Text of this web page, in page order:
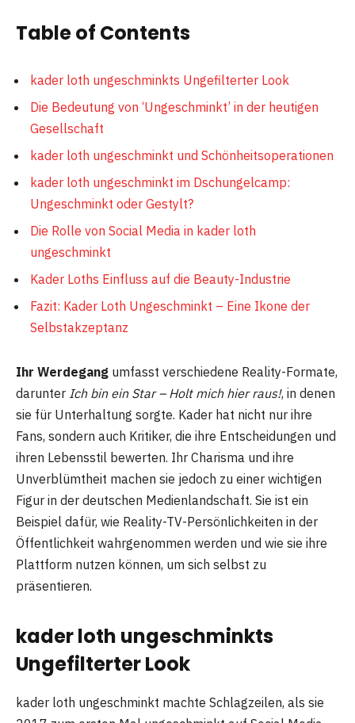
Table of Contents
kader loth ungeschminkts Ungefilterter Look
Die Bedeutung von ‘Ungeschminkt’ in der heutigen
Gesellschaft
kader loth ungeschminkt und Schönheitsoperationen
kader loth ungeschminkt im Dschungelcamp:
Ungeschminkt oder Gestylt?
Die Rolle von Social Media in kader loth
ungeschminkt
Kader Loths Einfluss auf die Beauty-Industrie
Fazit: Kader Loth Ungeschminkt – Eine Ikone der
Selbstakzeptanz
Ihr Werdegang umfasst verschiedene Reality-Formate,
darunter Ich bin ein Star – Holt mich hier raus!, in denen
sie für Unterhaltung sorgte. Kader hat nicht nur ihre
Fans, sondern auch Kritiker, die ihre Entscheidungen und
ihren Lebensstil bewerten. Ihr Charisma und ihre
Unverblümtheit machen sie jedoch zu einer wichtigen
Figur in der deutschen Medienlandschaft. Sie ist ein
Beispiel dafür, wie Reality-TV-Persönlichkeiten in der
Öffentlichkeit wahrgenommen werden und wie sie ihre
Plattform nutzen können, um sich selbst zu
präsentieren.
kader loth ungeschminkts
Ungefilterter Look
kader loth ungeschminkt machte Schlagzeilen, als sie